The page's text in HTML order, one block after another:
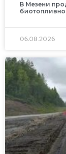
В Мезени
06.08.2026